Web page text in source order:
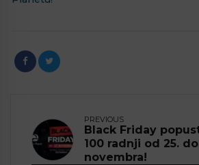
PREVIOUS
Black Friday
100 radnji od 25.
novembra!